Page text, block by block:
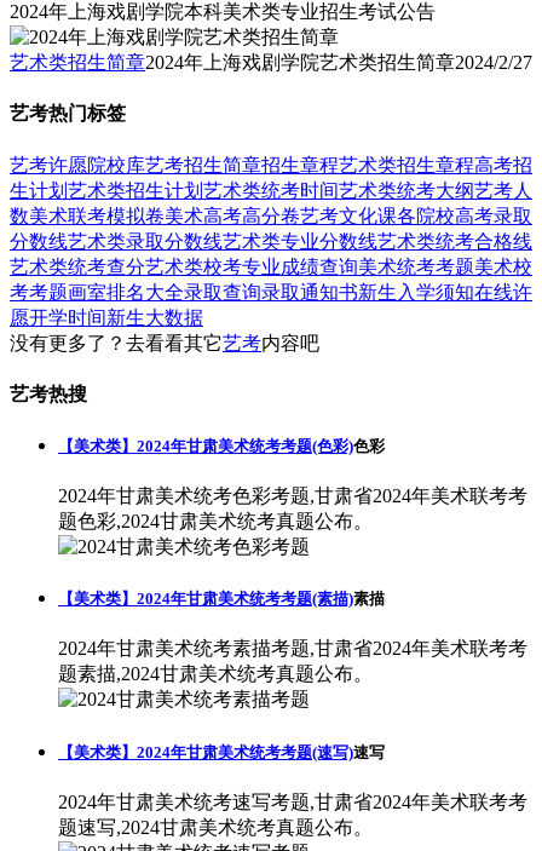
2024年上海戏剧学院本科美术类专业招生考试公告
艺术类招生简章2024年上海戏剧学院艺术类招生简章2024/2/27
艺考热门标签
艺考许愿院校库艺考招生简章招生章程艺术类招生章程高考招
生计划 艺术类招生计划 艺术类统考时间艺术类统考大纲艺考人
数美术联考模拟卷美术高考高分卷艺考文化课各院校高考录取
分数线艺术类录取分数线艺术类专业分数线艺术类统考合格线
艺术类统考查分艺术类校考专业成绩查询美术统考考题美术校
考考题画室排名大全录取查询录取通知书新生入学须知在线许
愿开学时间新生大数据
没有更多了？去看看其它艺考内容吧
艺考热搜
【美术类】2024年甘肃美术统考考题(色彩)色彩
2024年甘肃美术统考色彩考题,甘肃省2024年美术联考考
题色彩,2024甘肃美术统考真题公布。
【美术类】2024年甘肃美术统考考题(素描)素描
2024年甘肃美术统考素描考题,甘肃省2024年美术联考考
题素描,2024甘肃美术统考真题公布。
【美术类】2024年甘肃美术统考考题(速写)速写
2024年甘肃美术统考速写考题,甘肃省2024年美术联考考
题速写,2024甘肃美术统考真题公布。